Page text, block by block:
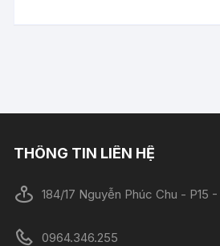
THÔNG TIN LIÊN HỆ
184/17 Nguyễn Phúc Chu - P15
0964.346.255